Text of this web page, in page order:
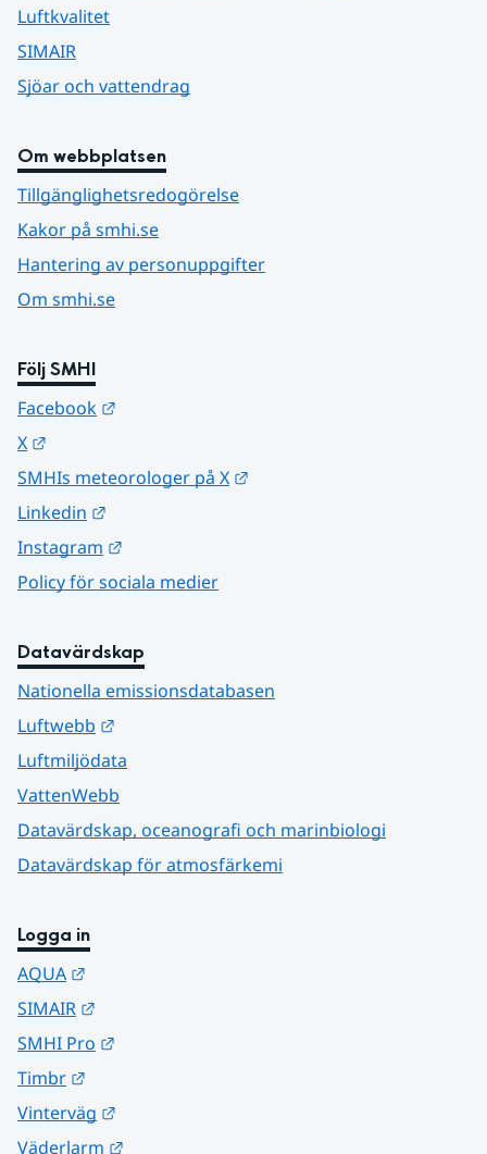
Luftkvalitet
SIMAIR
Sjöar och vattendrag
Om webbplatsen
Tillgänglighetsredogörelse
Kakor på smhi.se
Hantering av personuppgifter
Om smhi.se
Följ SMHI
Facebook
X
SMHIs meteorologer på X
Linkedin
Instagram
Policy för sociala medier
Datavärdskap
Nationella emissionsdatabasen
Luftwebb
Luftmiljödata
VattenWebb
Datavärdskap, oceanografi och marinbiologi
Datavärdskap för atmosfärkemi
Logga in
AQUA
SIMAIR
SMHI Pro
Timbr
Vinterväg
Väderlarm